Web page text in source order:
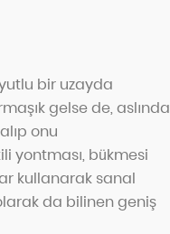
bir uzayda
gelse de, aslında
onu
yontması, bükmesi
kullanarak sanal
da bilinen geniş